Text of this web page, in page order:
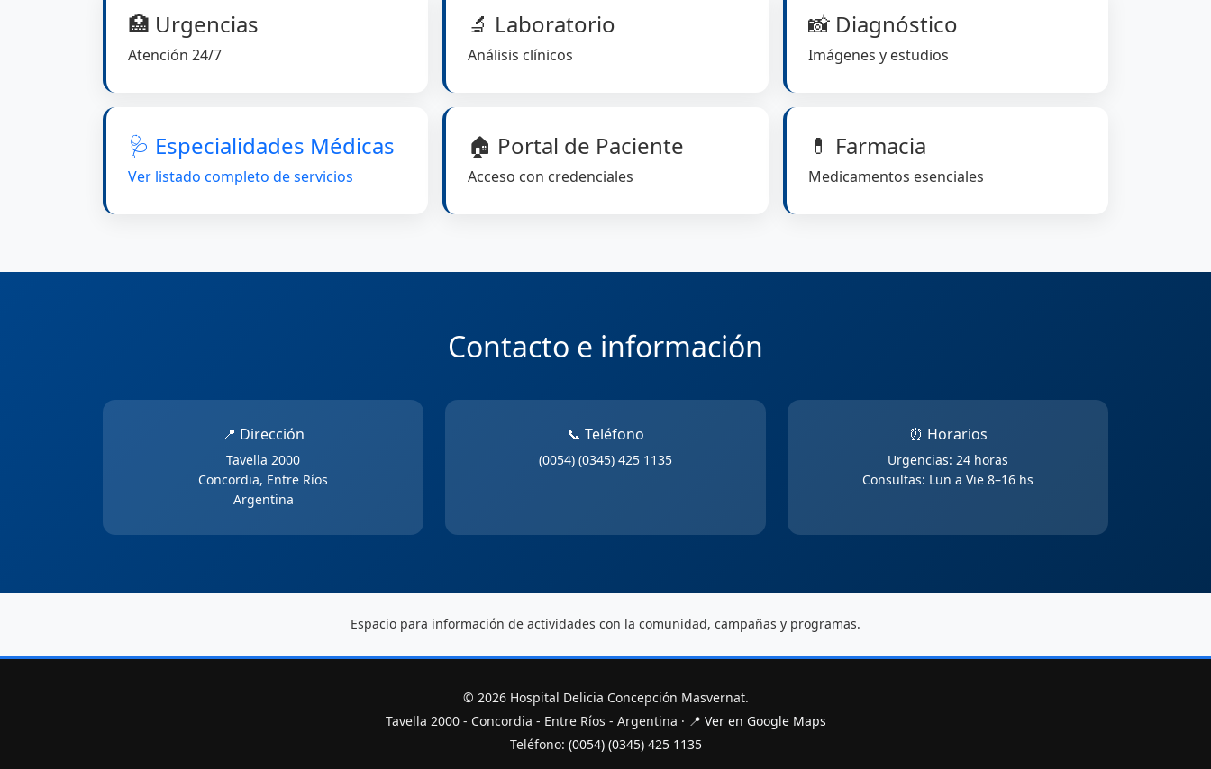
🏥 Urgencias
Atención 24/7
🔬 Laboratorio
Análisis clínicos
📸 Diagnóstico
Imágenes y estudios
🩺 Especialidades Médicas
Ver listado completo de servicios
🏠 Portal de Paciente
Acceso con credenciales
💊 Farmacia
Medicamentos esenciales
Contacto e información
📍 Dirección
Tavella 2000
Concordia, Entre Ríos
Argentina
📞 Teléfono
(0054) (0345) 425 1135
⏰ Horarios
Urgencias: 24 horas
Consultas: Lun a Vie 8–16 hs
Espacio para información de actividades con la comunidad, campañas y programas.
© 2026 Hospital Delicia Concepción Masvernat.
Tavella 2000 - Concordia - Entre Ríos - Argentina · 📍 Ver en Google Maps
Teléfono: (0054) (0345) 425 1135